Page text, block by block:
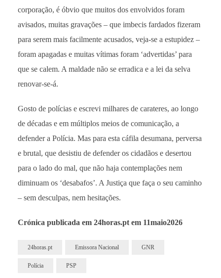
corporação, é óbvio que muitos dos envolvidos foram
avisados, muitas gravações – que imbecis fardados fizeram
para serem mais facilmente acusados, veja-se a estupidez –
foram apagadas e muitas vítimas foram ‘advertidas’ para
que se calem. A maldade não se erradica e a lei da selva
renovar-se-á.
Gosto de polícias e escrevi milhares de carateres, ao longo
de décadas e em múltiplos meios de comunicação, a
defender a Polícia. Mas para esta cáfila desumana, perversa
e brutal, que desistiu de defender os cidadãos e desertou
para o lado do mal, que não haja contemplações nem
diminuam os ‘desabafos’. A Justiça que faça o seu caminho
– sem desculpas, nem hesitações.
Crónica publicada em 24horas.pt em 11maio2026
24horas.pt Emissora Nacional GNR
Polícia PSP